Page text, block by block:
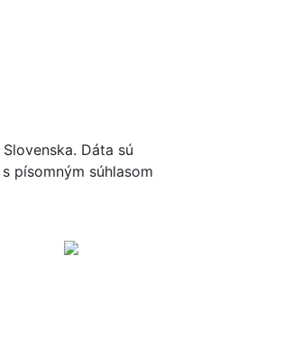
Dáta sú
písomným súhlasom